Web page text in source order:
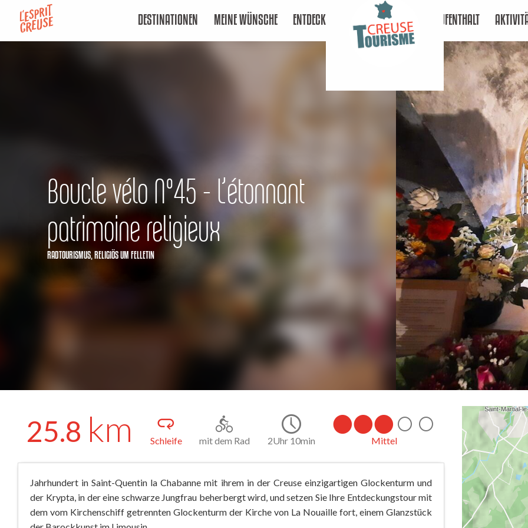
contenu
DESTINATIONEN MEINE WÜNSCHE ENTDECKEN AUFENTHALT
Boucle vélo N°45 - L’étonnant
patrimoine religieux
RADTOURISMUS, RELIGIÖSUM FELLETIN
25.8 km Schleife mit dem Rad 2Uhr 10min Mittel
Jahrhundert in Saint-Quentin la Chabanne mit ihrem in der Creuse einzigartigen Glockenturm und
der Krypta, in der eine schwarze Jungfrau beherbergt wird, und setzen Sie Ihre Entdeckungstour mit
dem vom Kirchenschiff getrennten Glockenturm der Kirche von La Nouaille fort, einem Glanzstück